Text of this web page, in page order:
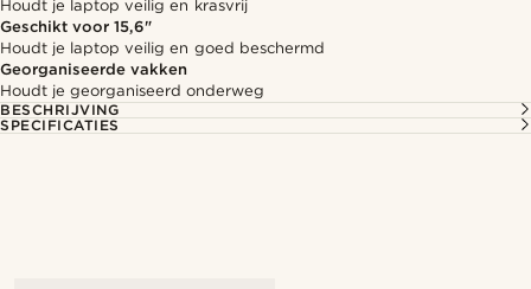
Houdt je laptop veilig en krasvrij
Geschikt voor 15,6"
Houdt je laptop veilig en goed beschermd
Georganiseerde vakken
Houdt je georganiseerd onderweg
BESCHRIJVING
SPECIFICATIES